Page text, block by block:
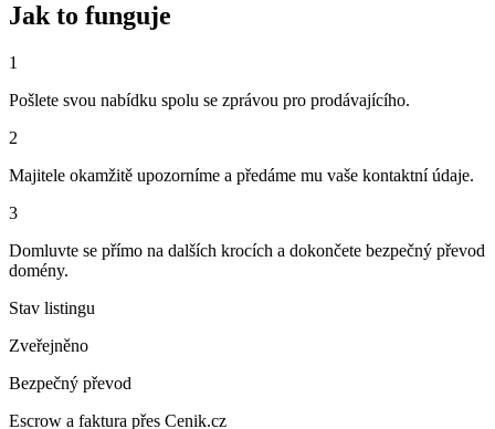
Jak to funguje
1
Pošlete svou nabídku spolu se zprávou pro prodávajícího.
2
Majitele okamžitě upozorníme a předáme mu vaše kontaktní údaje.
3
Domluvte se přímo na dalších krocích a dokončete bezpečný převod
domény.
Stav listingu
Zveřejněno
Bezpečný převod
Escrow a faktura přes Cenik.cz